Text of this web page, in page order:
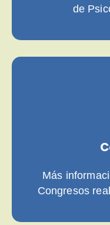
de
Más
Congresos